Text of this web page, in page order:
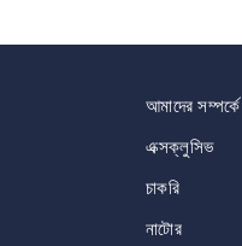
আমাদের সম্পর্কে
এক্সক্লুসিভ
চাকরি
নাটোর